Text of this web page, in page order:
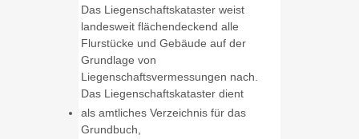
Das Liegenschaftskataster weist
landesweit flächendeckend alle
Flurstücke und Gebäude auf der
Grundlage von
Liegenschaftsvermessungen nach.
Das Liegenschaftskataster dient
als amtliches Verzeichnis für das
Grundbuch,